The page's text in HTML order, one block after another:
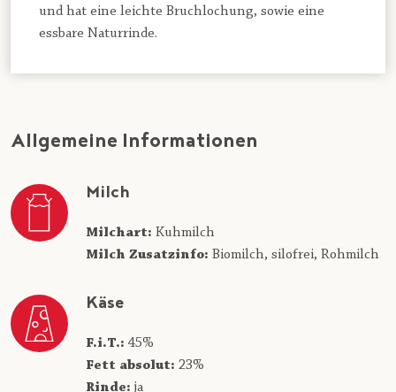
und hat eine leichte Bruchlochung, sowie eine
essbare Naturrinde.
Allgemeine Informationen
Milch
Milchart: Kuhmilch
Milch Zusatzinfo: Biomilch, silofrei, Rohmilch
Käse
F.i.T.: 45%
Fett absolut: 23%
Rinde: ja